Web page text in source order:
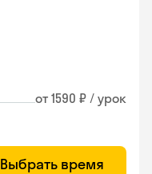
от 1590 ₽ / урок
Выбрать время